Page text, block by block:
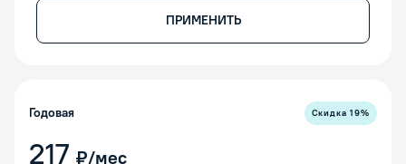
ПРИМЕНИТЬ
Годовая Скидка19%
217 ₽/мес